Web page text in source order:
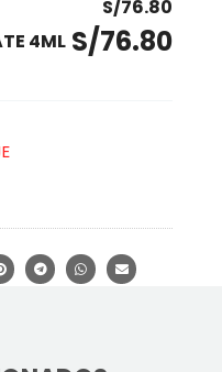
S/76.80
4ML S/76.80